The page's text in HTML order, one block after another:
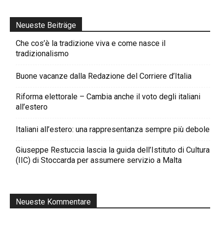
Neueste Beiträge
Che cos’è la tradizione viva e come nasce il
tradizionalismo
Buone vacanze dalla Redazione del Corriere d’Italia
Riforma elettorale – Cambia anche il voto degli italiani
all’estero
Italiani all’estero: una rappresentanza sempre più debole
Giuseppe Restuccia lascia la guida dell’Istituto di Cultura
(IIC) di Stoccarda per assumere servizio a Malta
Neueste Kommentare